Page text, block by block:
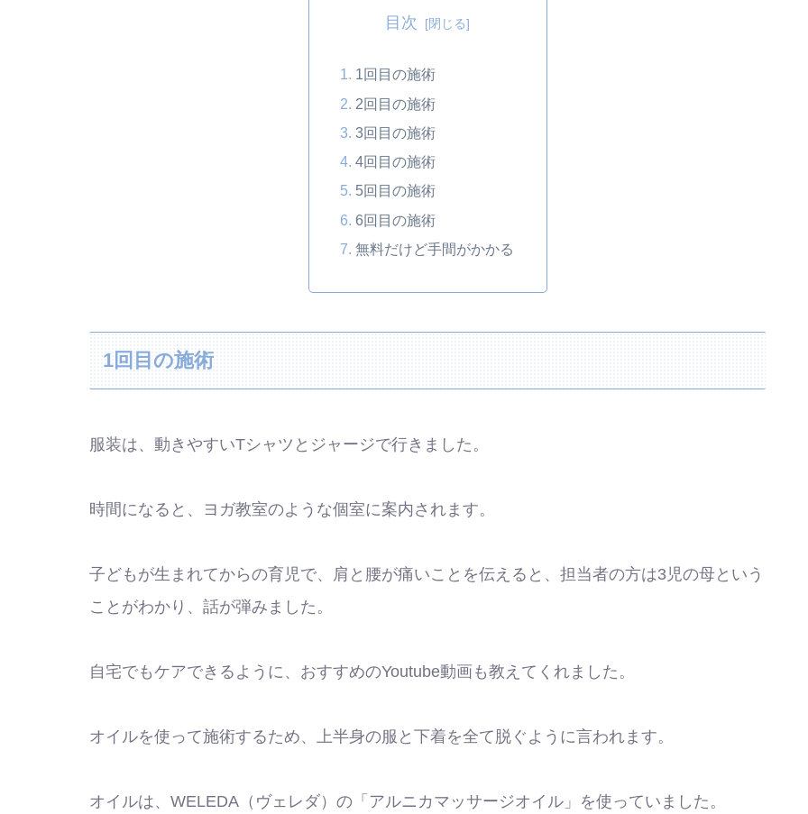
目次
1回目の施術
2回目の施術
3回目の施術
4回目の施術
5回目の施術
6回目の施術
無料だけど手間がかかる
1回目の施術
服装は、動きやすいTシャツとジャージで行きました。
時間になると、ヨガ教室のような個室に案内されます。
子どもが生まれてからの育児で、肩と腰が痛いことを伝えると、担当者の方は3児の母という
ことがわかり、話が弾みました。
自宅でもケアできるように、おすすめのYoutube動画も教えてくれました。
オイルを使って施術するため、上半身の服と下着を全て脱ぐように言われます。
オイルは、WELEDA（ヴェレダ）の「アルニカマッサージオイル」を使っていました。